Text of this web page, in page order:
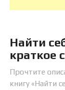
Найти
краткое
Прочтите
книгу «Найти